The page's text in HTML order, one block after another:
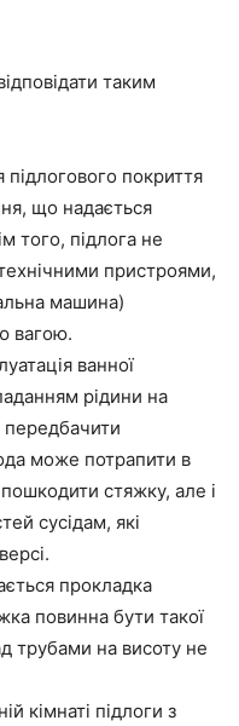
таким
підлогового покриття
що надається
того, підлога не
пристроями,
машина)
вагою.
ванної
рідини на
може потрапити в
стяжку, але і
сусідам, які
прокладка
повинна бути такої
трубами на висоту не
кімнаті підлоги з